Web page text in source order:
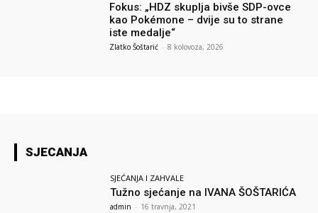
Fokus: „HDZ skuplja bivše SDP-ovce
kao Pokémone – dvije su to strane
iste medalje“
Zlatko Šoštarić - 8 kolovoza, 2026
SJECANJA
SJEĆANJA I ZAHVALE
Tužno sjećanje na IVANA ŠOŠTARIĆA
admin - 16 travnja, 2021